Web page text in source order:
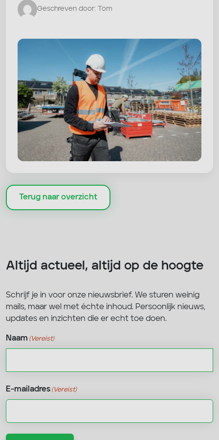
Geschreven door: Tom
Terug naar overzicht
Altijd actueel, altijd op de hoogte
Schrijf je in voor onze nieuwsbrief. We sturen weinig
mails, maar wel met échte inhoud. Persoonlijk nieuws,
updates en inzichten die er echt toe doen.
Naam (Vereist)
E-mailadres (Vereist)